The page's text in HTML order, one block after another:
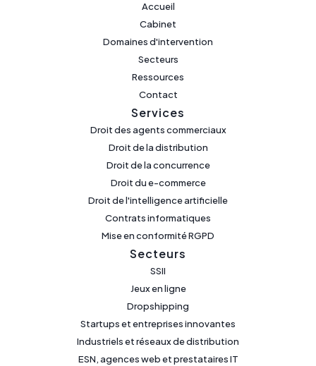
Accueil
Cabinet
Domaines d'intervention
Secteurs
Ressources
Contact
Services
Droit des agents commerciaux
Droit de la distribution
Droit de la concurrence
Droit du e-commerce
Droit de l'intelligence artificielle
Contrats informatiques
Mise en conformité RGPD
Secteurs
SSII
Jeux en ligne
Dropshipping
Startups et entreprises innovantes
Industriels et réseaux de distribution
ESN, agences web et prestataires IT